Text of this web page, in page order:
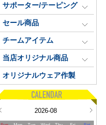
サポーター/テーピング
セール商品
チームアイテム
当店オリジナル商品
オリジナルウェア作製
2026-08